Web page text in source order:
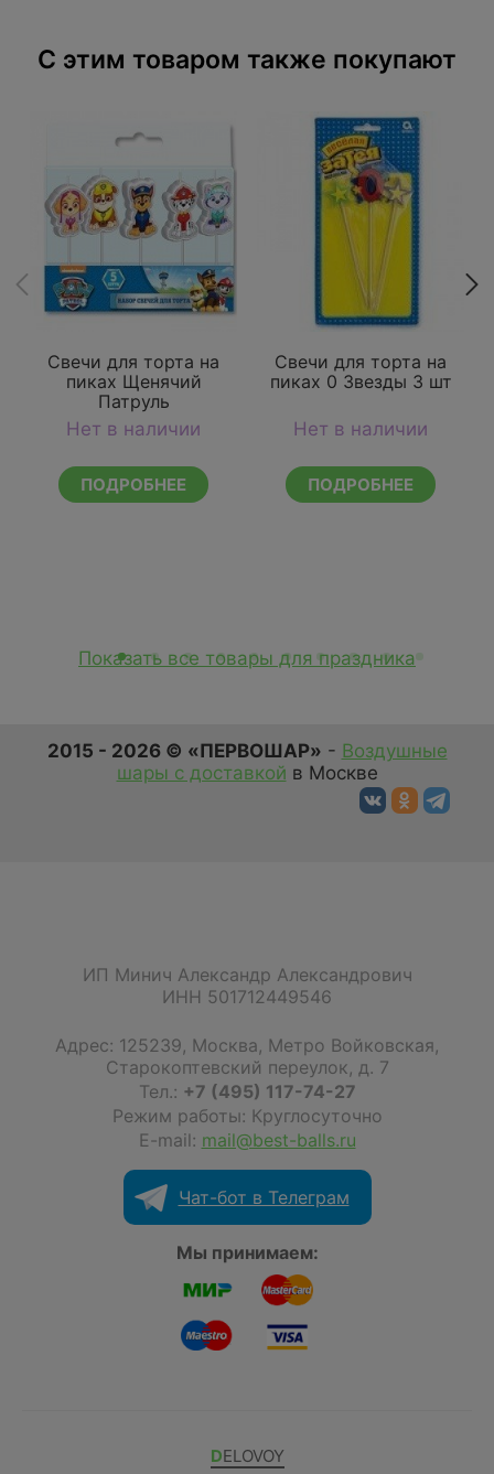
C этим товаром также покупают
Свечи для торта на
пиках Щенячий
Патруль
Нет в наличии
ПОДРОБНЕЕ
Свечи для торта на
пиках 0 Звезды 3 шт
Нет в наличии
ПОДРОБНЕЕ
Показать все товары для праздника
2015 - 2026 © «ПЕРВОШАР» - Воздушные
шары с доставкой в Москве
ИП Минич Александр Александрович
ИНН 501712449546
Адрес: 125239, Москва, Метро Войковская,
Старокоптевский переулок, д. 7
Тел.: +7 (495) 117-74-27
Режим работы: Круглосуточно
E-mail: mail@best-balls.ru
Чат-бот в Телеграм
Мы принимаем:
DELOVOY